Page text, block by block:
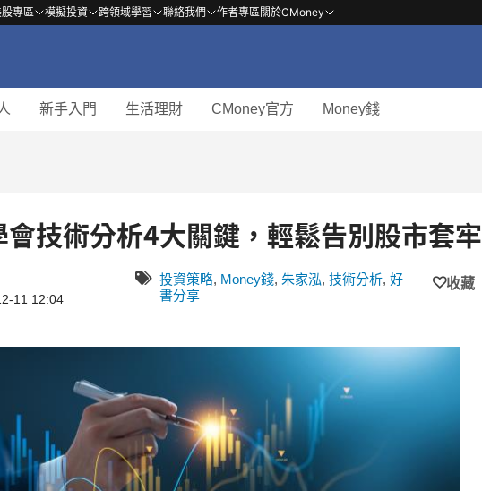
專區 模擬投資 跨領域學習 聯絡我們 作者專區關於CMoney
新手入門 生活理財 CMoney官方 Money錢
技術分析4大關鍵，輕鬆告別股市套牢
11 12:04
投資策略, Money錢, 朱家泓, 技術分析, 好
書分享
收藏